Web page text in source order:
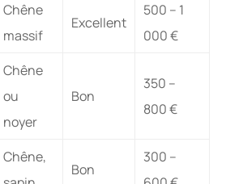
Chêne
massif
Excellent
500 – 1
000 €
Chêne
ou
noyer
Bon
350 –
800 €
Chêne,
Bon
300 –